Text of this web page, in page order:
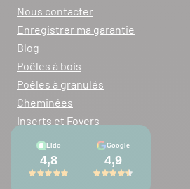
Nous contacter
Enregistrer ma garantie
Blog
Poêles à bois
Poêles à granulés
Cheminées
Inserts et Foyers
Mentions légales